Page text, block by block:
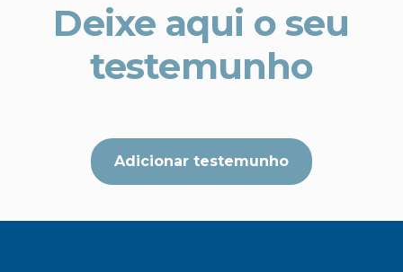
Deixe aqui o seu
testemunho
Adicionar testemunho